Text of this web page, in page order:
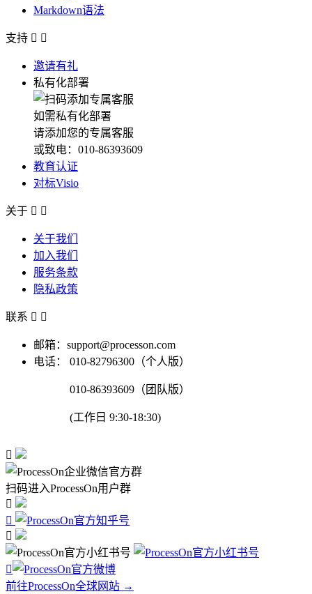
Markdown语法
支持  
邀请有礼
私有化部署
如需私有化部署
请添加您的专属客服
或致电：010-86393609
教育认证
对标Visio
关于  
关于我们
加入我们
服务条款
隐私政策
联系  
邮箱：support@processon.com
电话：
010-82796300（个人版）
010-86393609（团队版）
(工作日 9:30-18:30)

扫码进入ProcessOn用户群




前往ProcessOn全球网站 →